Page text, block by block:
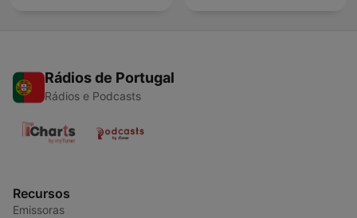
Rádios de Portugal
Rádios e Podcasts
Recursos
Emissoras